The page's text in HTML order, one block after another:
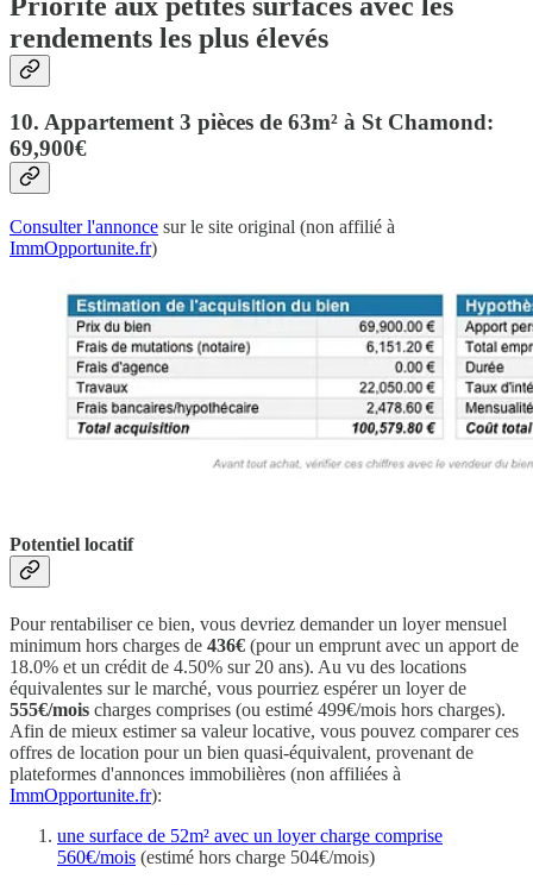
rendements les plus élevés
10. Appartement 3 pièces de 63m² à St Chamond:
69,900€
Consulter l'annonce sur le site original (non affilié à
ImmOpportunite.fr)
Potentiel locatif
Pour rentabiliser ce bien, vous devriez demander un loyer mensuel
minimum hors charges de 436€ (pour un emprunt avec un apport de
18.0% et un crédit de 4.50% sur 20 ans). Au vu des locations
équivalentes sur le marché, vous pourriez espérer un loyer de
555€/mois charges comprises (ou estimé 499€/mois hors charges).
Afin de mieux estimer sa valeur locative, vous pouvez comparer ces
offres de location pour un bien quasi-équivalent, provenant de
plateformes d'annonces immobilières (non affiliées à
ImmOpportunite.fr):
une surface de 52m² avec un loyer charge comprise
560€/mois (estimé hors charge 504€/mois)